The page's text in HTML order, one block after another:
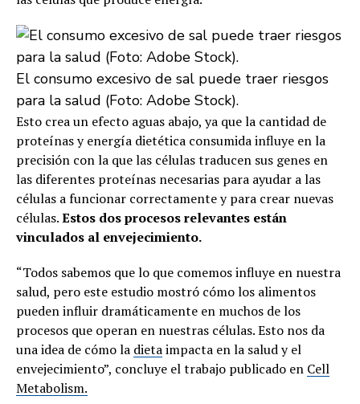
El consumo excesivo de sal puede traer riesgos
para la salud (Foto: Adobe Stock).
Esto crea un efecto aguas abajo, ya que la cantidad de
proteínas y energía dietética consumida influye en la
precisión con la que las células traducen sus genes en
las diferentes proteínas necesarias para ayudar a las
células a funcionar correctamente y para crear nuevas
células.Estos dos procesos relevantes están
vinculados al envejecimiento.
“Todos sabemos que lo que comemos influye en nuestra
salud, pero este estudio mostró cómo los alimentos
pueden influir dramáticamente en muchos de los
procesos que operan en nuestras células. Esto nos da
una idea de cómo la dietaimpacta en la salud y el
envejecimiento”, concluye el trabajo publicado en Cell
Metabolism.